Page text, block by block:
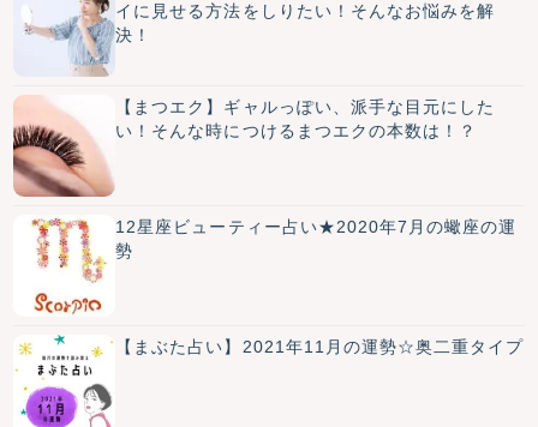
イに見せる方法をしりたい！そんなお悩みを解
決！
【まつエク】ギャルっぽい、派手な目元にした
い！そんな時につけるまつエクの本数は！？
12星座ビューティー占い★2020年7月の蠍座の運
勢
【まぶた占い】2021年11月の運勢☆奥二重タイプ